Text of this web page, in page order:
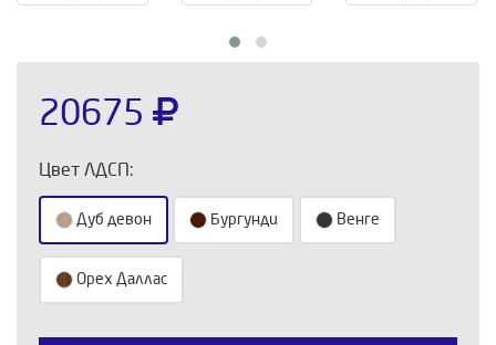
20675
Цвет ЛДСП:
Дуб девон Бургунди Венге
Орех Даллас
Выберите количество: